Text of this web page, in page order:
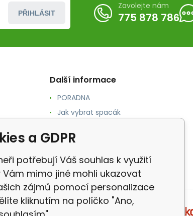
PŘIHLÁSIT
Zavolejte nám
775 878 786
Další informace
PORADNA
Jak vybrat spacák
Jak vybrat karimatku
Reklamace
a GDPR
potřebují Váš souhlas k využití
mimo jiné mohli ukazovat
zájmů pomocí personalizace
kliknutím na políčko "Ano,